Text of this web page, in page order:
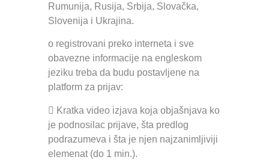
Rumunija, Rusija, Srbija, Slovačka,
Slovenija i Ukrajina.
o registrovani preko interneta i sve
obavezne informacije na engleskom
jeziku treba da budu postavljene na
platform za prijav:
 Kratka video izjava koja objašnjava ko
je podnosilac prijave, šta predlog
podrazumeva i šta je njen najzanimljiviji
elemenat (do 1 min.).